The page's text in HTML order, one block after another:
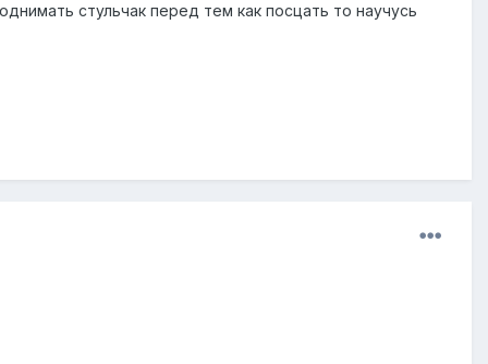
стульчак перед тем как посцать то научусь